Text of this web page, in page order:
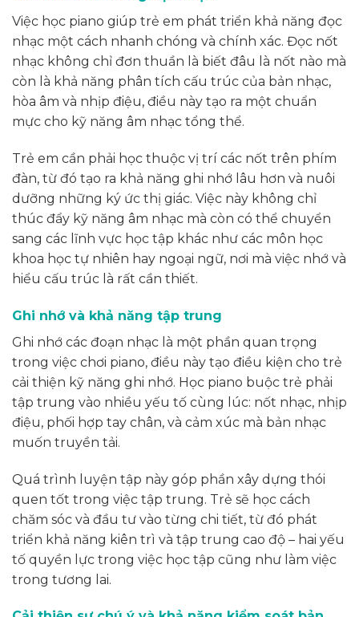
Việc học piano giúp trẻ em phát triển khả năng đọc
nhạc một cách nhanh chóng và chính xác. Đọc nốt
nhạc không chỉ đơn thuần là biết đâu là nốt nào mà
còn là khả năng phân tích cấu trúc của bản nhạc,
hòa âm và nhịp điệu, điều này tạo ra một chuẩn
mực cho kỹ năng âm nhạc tổng thể.
Trẻ em cần phải học thuộc vị trí các nốt trên phím
đàn, từ đó tạo ra khả năng ghi nhớ lâu hơn và nuôi
dưỡng những ký ức thị giác. Việc này không chỉ
thúc đẩy kỹ năng âm nhạc mà còn có thể chuyển
sang các lĩnh vực học tập khác như các môn học
khoa học tự nhiên hay ngoại ngữ, nơi mà việc nhớ và
hiểu cấu trúc là rất cần thiết.
Ghi nhớ và khả năng tập trung
Ghi nhớ các đoạn nhạc là một phần quan trọng
trong việc chơi piano, điều này tạo điều kiện cho trẻ
cải thiện kỹ năng ghi nhớ. Học piano buộc trẻ phải
tập trung vào nhiều yếu tố cùng lúc: nốt nhạc, nhịp
điệu, phối hợp tay chân, và cảm xúc mà bản nhạc
muốn truyền tải.
Quá trình luyện tập này góp phần xây dựng thói
quen tốt trong việc tập trung. Trẻ sẽ học cách
chăm sóc và đầu tư vào từng chi tiết, từ đó phát
triển khả năng kiên trì và tập trung cao độ – hai yếu
tố quyền lực trong việc học tập cũng như làm việc
trong tương lai.